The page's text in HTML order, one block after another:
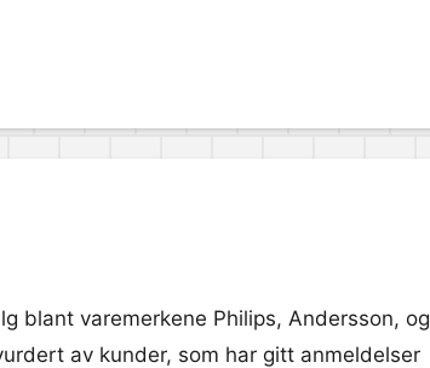
blant varemerkene Philips, Andersson, og
av kunder, som har gitt anmeldelser